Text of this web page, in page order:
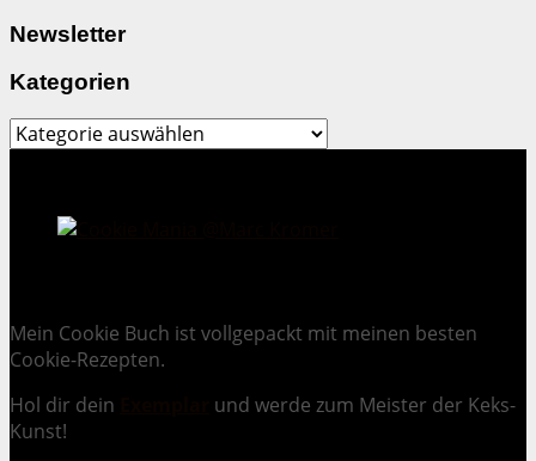
Newsletter
Kategorien
Kategorien
Mein Cookie Buch ist vollgepackt mit meinen besten
Cookie-Rezepten.
Hol dir dein
und werde zum Meister der Keks-
Kunst!